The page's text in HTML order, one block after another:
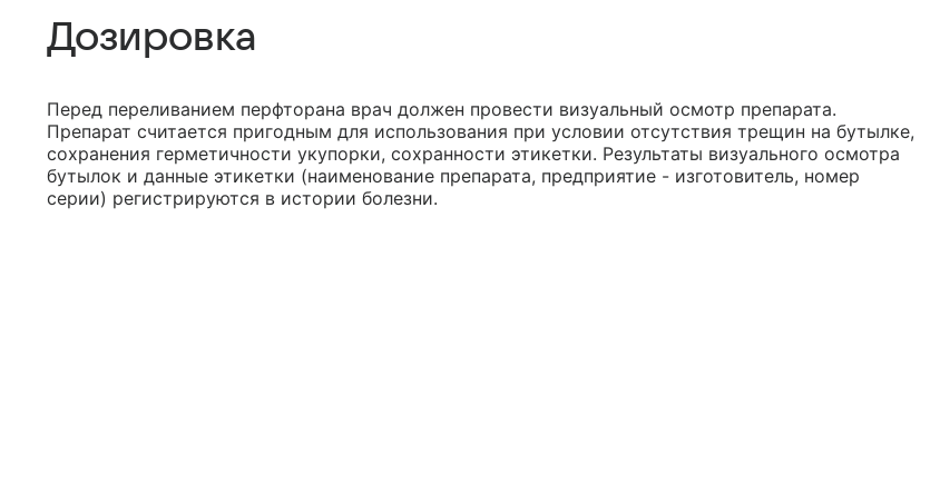
Дозировка
Перед переливанием перфторана врач должен провести визуальный осмотр препарата.
Препарат считается пригодным для использования при условии отсутствия трещин на бутылке,
сохранения герметичности укупорки, сохранности этикетки. Результаты визуального осмотра
бутылок и данные этикетки (наименование препарата, предприятие - изготовитель, номер
серии) регистрируются в истории болезни.